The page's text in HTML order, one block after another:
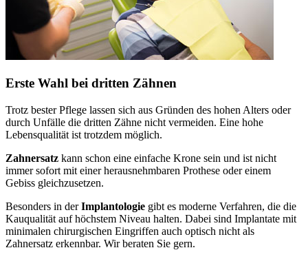
Erste Wahl bei dritten Zähnen
Trotz bester Pflege lassen sich aus Gründen des hohen Alters oder
durch Unfälle die dritten Zähne nicht vermeiden. Eine hohe
Lebensqualität ist trotzdem möglich.
Zahnersatz kann schon eine einfache Krone sein und ist nicht
immer sofort mit einer herausnehmbaren Prothese oder einem
Gebiss gleichzusetzen.
Besonders in derImplantologie gibt es moderne Verfahren, die die
Kauqualität auf höchstem Niveau halten. Dabei sind Implantate mit
minimalen chirurgischen Eingriffen auch optisch nicht als
Zahnersatz erkennbar. Wir beraten Sie gern.